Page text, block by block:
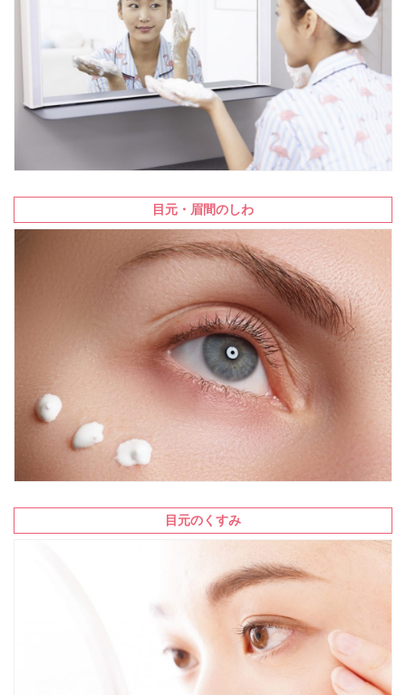
目元・眉間のしわ
目元のくすみ